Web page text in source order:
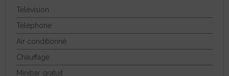
Télévision
Téléphone
Air conditionné
Chauffage
Minibar gratuit